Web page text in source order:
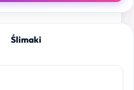
Ślimaki